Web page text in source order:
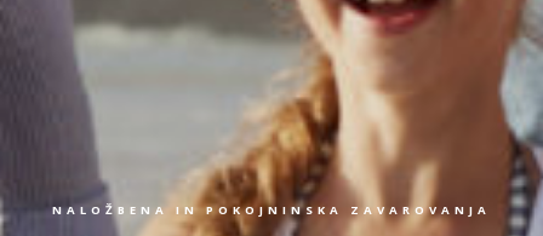
NALOŽBENA IN POKOJNINSKA ZAVAROVANJA